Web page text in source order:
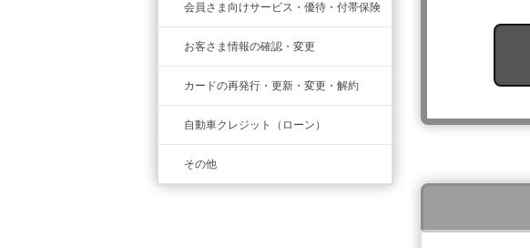
会員さま向けサービス・優待・付帯保険
お客さま情報の確認・変更
カードの再発行・更新・変更・解約
自動車クレジット（ローン）
その他